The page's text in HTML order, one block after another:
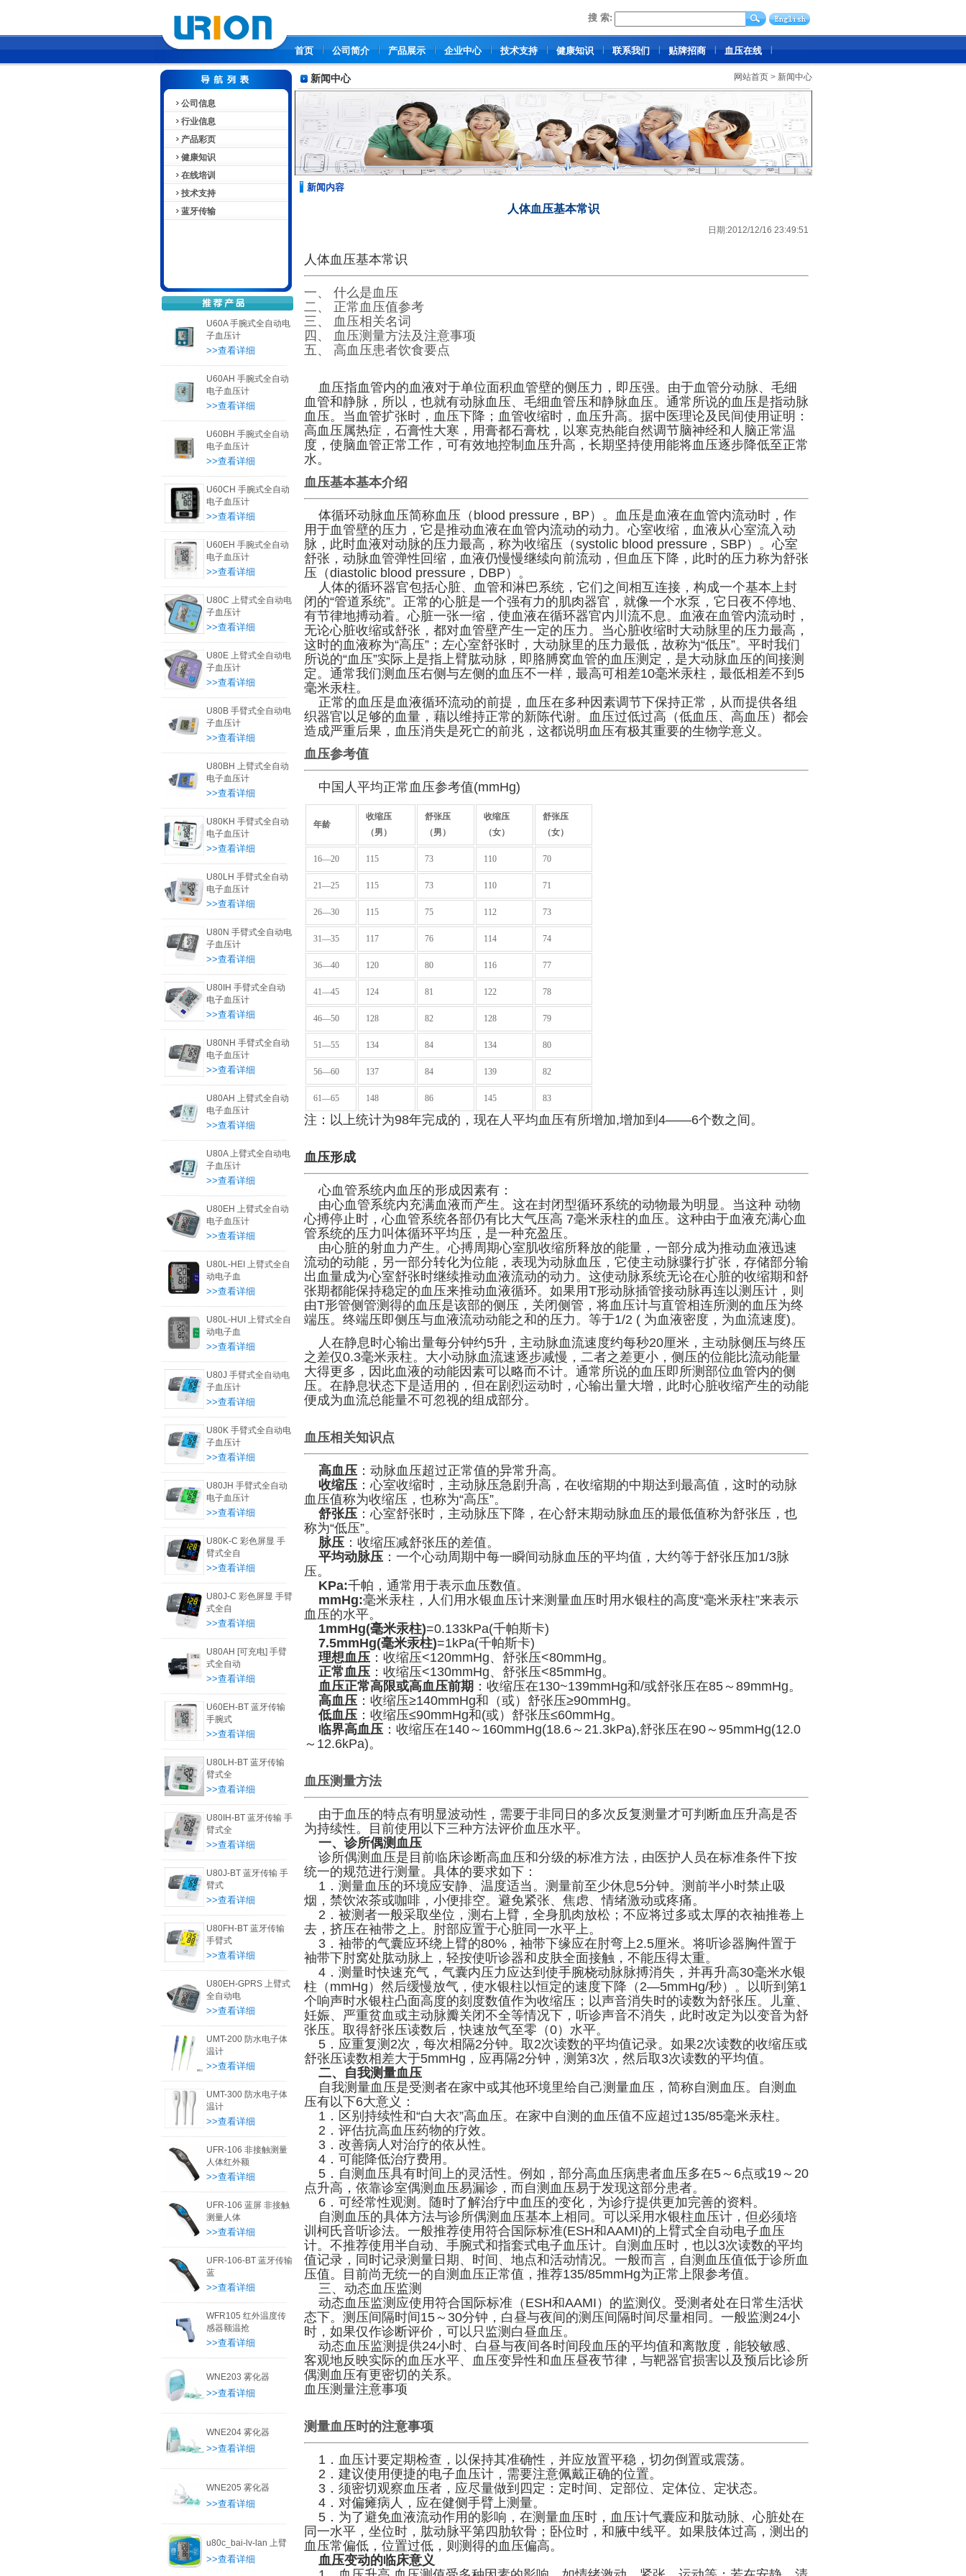
搜 索:
首页 公司简介 产品展示 企业中心 技术支持 健康知识 联系我们 贴牌招商 血压在线
公司信息
行业信息
产品彩页
健康知识
在线培训
技术支持
蓝牙传输
U60A 手腕式全自动电
子血压计
>>查看详细
U60AH 手腕式全自动
电子血压计
>>查看详细
U60BH 手腕式全自动
电子血压计
>>查看详细
U60CH 手腕式全自动
电子血压计
>>查看详细
U60EH 手腕式全自动
电子血压计
>>查看详细
U80C 上臂式全自动电
子血压计
>>查看详细
U80E 上臂式全自动电
子血压计
>>查看详细
U80B 手臂式全自动电
子血压计
>>查看详细
U80BH 上臂式全自动
电子血压计
>>查看详细
U80KH 手臂式全自动
电子血压计
>>查看详细
U80LH 手臂式全自动
电子血压计
>>查看详细
U80N 手臂式全自动电
子血压计
>>查看详细
U80IH 手臂式全自动
电子血压计
>>查看详细
U80NH 手臂式全自动
电子血压计
>>查看详细
U80AH 上臂式全自动
电子血压计
>>查看详细
U80A 上臂式全自动电
子血压计
>>查看详细
U80EH 上臂式全自动
电子血压计
>>查看详细
U80L-HEI 上臂式全自
动电子血
>>查看详细
U80L-HUI 上臂式全自
动电子血
>>查看详细
U80J 手臂式全自动电
子血压计
>>查看详细
U80K 手臂式全自动电
子血压计
>>查看详细
U80JH 手臂式全自动
电子血压计
>>查看详细
U80K-C 彩色屏显 手
臂式全自
>>查看详细
U80J-C 彩色屏显 手臂
式全自
>>查看详细
U80AH [可充电] 手臂
式全自动
>>查看详细
U60EH-BT 蓝牙传输
手腕式
>>查看详细
U80LH-BT 蓝牙传输
臂式全
>>查看详细
U80IH-BT 蓝牙传输 手
臂式全
>>查看详细
U80J-BT 蓝牙传输 手
臂式
>>查看详细
U80FH-BT 蓝牙传输
手臂式
>>查看详细
U80EH-GPRS 上臂式
全自动电
>>查看详细
UMT-200 防水电子体
温计
>>查看详细
UMT-300 防水电子体
温计
>>查看详细
UFR-106 非接触测量
人体红外额
>>查看详细
UFR-106 蓝屏 非接触
测量人体
>>查看详细
UFR-106-BT 蓝牙传输
蓝
>>查看详细
WFR105 红外温度传
感器额温抢
>>查看详细
WNE203 雾化器
>>查看详细
WNE204 雾化器
>>查看详细
WNE205 雾化器
>>查看详细
u80c_bai-lv-lan 上臂
>>查看详细
新闻中心 网站首页 > 新闻中心
新闻内容
人体血压基本常识
日期:2012/12/16 23:49:51
人体血压基本常识
一、 什么是血压
二、 正常血压值参考
三、 血压相关名词
四、 血压测量方法及注意事项
五、 高血压患者饮食要点
血压指血管内的血液对于单位面积血管壁的侧压力，即压强。由于血管分动脉、毛细
血管和静脉，所以，也就有动脉血压、毛细血管压和静脉血压。通常所说的血压是指动脉
血压。当血管扩张时，血压下降；血管收缩时，血压升高。据中医理论及民间使用证明：
高血压属热症，石膏性大寒，用膏都石膏枕，以寒克热能自然调节脑神经和人脑正常温
度，使脑血管正常工作，可有效地控制血压升高，长期坚持使用能将血压逐步降低至正常
水。
血压基本基本介绍
体循环动脉血压简称血压（blood pressure，BP）。血压是血液在血管内流动时，作
用于血管壁的压力，它是推动血液在血管内流动的动力。心室收缩，血液从心室流入动
脉，此时血液对动脉的压力最高，称为收缩压（systolic blood pressure，SBP）。心室
舒张，动脉血管弹性回缩，血液仍慢慢继续向前流动，但血压下降，此时的压力称为舒张
压（diastolic blood pressure，DBP）。
人体的循环器官包括心脏、血管和淋巴系统，它们之间相互连接，构成一个基本上封
闭的“管道系统”。正常的心脏是一个强有力的肌肉器官，就像一个水泵，它日夜不停地、
有节律地搏动着。心脏一张一缩，使血液在循环器官内川流不息。血液在血管内流动时，
无论心脏收缩或舒张，都对血管壁产生一定的压力。当心脏收缩时大动脉里的压力最高，
这时的血液称为“高压”；左心室舒张时，大动脉里的压力最低，故称为“低压”。平时我们
所说的“血压”实际上是指上臂肱动脉，即胳膊窝血管的血压测定，是大动脉血压的间接测
定。通常我们测血压右侧与左侧的血压不一样，最高可相差10毫米汞柱，最低相差不到5
毫米汞柱。
正常的血压是血液循环流动的前提，血压在多种因素调节下保持正常，从而提供各组
织器官以足够的血量，藉以维持正常的新陈代谢。血压过低过高（低血压、高血压）都会
造成严重后果，血压消失是死亡的前兆，这都说明血压有极其重要的生物学意义。
血压参考值
中国人平均正常血压参考值(mmHg)
年龄
收缩压
（男）
舒张压
（男）
收缩压
（女）
舒张压
（女）
16—20 115 73 110 70
21—25 115 73 110 71
26—30 115 75 112 73
31—35 117 76 114 74
36—40 120 80 116 77
41—45 124 81 122 78
46—50 128 82 128 79
51—55 134 84 134 80
56—60 137 84 139 82
61—65 148 86 145 83
注：以上统计为98年完成的，现在人平均血压有所增加,增加到4——6个数之间。
血压形成
心血管系统内血压的形成因素有：
由心血管系统内充满血液而产生。这在封闭型循环系统的动物最为明显。当这种 动物
心搏停止时，心血管系统各部仍有比大气压高 7毫米汞柱的血压。这种由于血液充满心血
管系统的压力叫体循环平均压，是一种充盈压。
由心脏的射血力产生。心搏周期心室肌收缩所释放的能量，一部分成为推动血液迅速
流动的动能，另一部分转化为位能，表现为动脉血压，它使主动脉骤行扩张，存储部分输
出血量成为心室舒张时继续推动血液流动的动力。这使动脉系统无论在心脏的收缩期和舒
张期都能保持稳定的血压来推动血液循环。如果用T形动脉插管接动脉再连以测压计，则
由T形管侧管测得的血压是该部的侧压，关闭侧管，将血压计与直管相连所测的血压为终
端压。终端压即侧压与血液流动动能之和的压力。等于1/2 ( 为血液密度，为血流速度)。
人在静息时心输出量每分钟约5升，主动脉血流速度约每秒20厘米，主动脉侧压与终压
之差仅0.3毫米汞柱。大小动脉血流速逐步减慢，二者之差更小，侧压的位能比流动能量
大得更多，因此血液的动能因素可以略而不计。通常所说的血压即所测部位血管内的侧
压。在静息状态下是适用的，但在剧烈运动时，心输出量大增，此时心脏收缩产生的动能
便成为血流总能量不可忽视的组成部分。
血压相关知识点
高血压 ：动脉血压超过正常值的异常升高。
收缩压 ：心室收缩时，主动脉压急剧升高，在收缩期的中期达到最高值，这时的动脉
血压值称为收缩压，也称为“高压”。
舒张压 ：心室舒张时，主动脉压下降，在心舒末期动脉血压的最低值称为舒张压，也
称为“低压”。
脉压 ：收缩压减舒张压的差值。
平均动脉压 ：一个心动周期中每一瞬间动脉血压的平均值，大约等于舒张压加1/3脉
压。
KPa:千帕，通常用于表示血压数值。
mmHg:毫米汞柱，人们用水银血压计来测量血压时用水银柱的高度“毫米汞柱”来表示
血压的水平。
1mmHg(毫米汞柱)=0.133kPa(千帕斯卡)
7.5mmHg(毫米汞柱)=1kPa(千帕斯卡)
理想血压 ：收缩压<120mmHg、舒张压<80mmHg。
正常血压 ：收缩压<130mmHg、舒张压<85mmHg。
血压正常高限或高血压前期 ：收缩压在130~139mmHg和/或舒张压在85～89mmHg。
高血压 ：收缩压≥140mmHg和（或）舒张压≥90mmHg。
低血压 ：收缩压≤90mmHg和(或）舒张压≤60mmHg。
临界高血压 ：收缩压在140～160mmHg(18.6～21.3kPa),舒张压在90～95mmHg(12.0
～12.6kPa)。
血压测量方法
由于血压的特点有明显波动性，需要于非同日的多次反复测量才可判断血压升高是否
为持续性。目前使用以下三种方法评价血压水平。
一、诊所偶测血压
诊所偶测血压是目前临床诊断高血压和分级的标准方法，由医护人员在标准条件下按
统一的规范进行测量。具体的要求如下：
1．测量血压的环境应安静、温度适当。测量前至少休息5分钟。测前半小时禁止吸
烟，禁饮浓茶或咖啡，小便排空。避免紧张、焦虑、情绪激动或疼痛。
2．被测者一般采取坐位，测右上臂，全身肌肉放松；不应将过多或太厚的衣袖推卷上
去，挤压在袖带之上。肘部应置于心脏同一水平上。
3．袖带的气囊应环绕上臂的80%，袖带下缘应在肘弯上2.5厘米。将听诊器胸件置于
袖带下肘窝处肱动脉上，轻按使听诊器和皮肤全面接触，不能压得太重。
4．测量时快速充气，气囊内压力应达到使手腕桡动脉脉搏消失，并再升高30毫米水银
柱（mmHg）然后缓慢放气，使水银柱以恒定的速度下降（2—5mmHg/秒）。以听到第1
个响声时水银柱凸面高度的刻度数值作为收缩压；以声音消失时的读数为舒张压。儿童、
妊娠、严重贫血或主动脉瓣关闭不全等情况下，听诊声音不消失，此时改定为以变音为舒
张压。取得舒张压读数后，快速放气至零（0）水平。
5．应重复测2次，每次相隔2分钟。取2次读数的平均值记录。如果2次读数的收缩压或
舒张压读数相差大于5mmHg，应再隔2分钟，测第3次，然后取3次读数的平均值。
二、自我测量血压
自我测量血压是受测者在家中或其他环境里给自己测量血压，简称自测血压。自测血
压有以下6大意义：
1．区别持续性和“白大衣”高血压。在家中自测的血压值不应超过135/85毫米汞柱。
2．评估抗高血压药物的疗效。
3．改善病人对治疗的依从性。
4．可能降低治疗费用。
5．自测血压具有时间上的灵活性。例如，部分高血压病患者血压多在5～6点或19～20
点升高，依靠诊室偶测血压易漏诊，而自测血压易于发现这部分患者。
6．可经常性观测。随时了解治疗中血压的变化，为诊疗提供更加完善的资料。
自测血压的具体方法与诊所偶测血压基本上相同。可以采用水银柱血压计，但必须培
训柯氏音听诊法。一般推荐使用符合国际标准(ESH和AAMI)的上臂式全自动电子血压
计。不推荐使用半自动、手腕式和指套式电子血压计。自测血压时，也以3次读数的平均
值记录，同时记录测量日期、时间、地点和活动情况。一般而言，自测血压值低于诊所血
压值。目前尚无统一的自测血压正常值，推荐135/85mmHg为正常上限参考值。
三、动态血压监测
动态血压监测应使用符合国际标准（ESH和AAMI）的监测仪。受测者处在日常生活状
态下。测压间隔时间15～30分钟，白昼与夜间的测压间隔时间尽量相同。一般监测24小
时，如果仅作诊断评价，可以只监测白昼血压。
动态血压监测提供24小时、白昼与夜间各时间段血压的平均值和离散度，能较敏感、
客观地反映实际的血压水平、血压变异性和血压昼夜节律，与靶器官损害以及预后比诊所
偶测血压有更密切的关系。
血压测量注意事项
测量血压时的注意事项
1．血压计要定期检查，以保持其准确性，并应放置平稳，切勿倒置或震荡。
2．建议使用便捷的电子血压计，需要注意佩戴正确的位置。
3．须密切观察血压者，应尽量做到四定：定时间、定部位、定体位、定状态。
4．对偏瘫病人，应在健侧手臂上测量。
5．为了避免血液流动作用的影响，在测量血压时，血压计气囊应和肱动脉、心脏处在
同一水平，坐位时，肱动脉平第四肋软骨；卧位时，和腋中线平。如果肢体过高，测出的
血压常偏低，位置过低，则测得的血压偏高。
血压变动的临床意义